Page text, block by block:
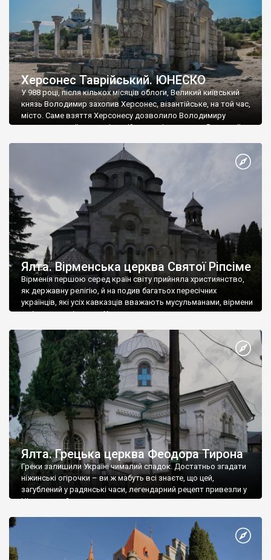
Херсонес Таврійський. ЮНЕСКО
У 988 році, після кількох місяців облоги, Великий київський
князь Володимир захопив Херсонес, візантійське, на той час,
місто. Саме взяття Херсонесу дозволило Володимиру
диктувати свої умови візантійському імператору Василю ІІ, та
Херсонесі Володимир-язичник, став Василем-християнином.
А потім було Хрещення Русі. На честь Херсонесу Таврійського
Ялта. Вірменська церква Святої Ріпсіме
Вірменія першою серед країн світу прийняла християнство,
як державну релігію, й на подив багатьох пересічних
українців, які усіх кавказців вважають мусульманами, вірмени
є відданими вірянами Христа
Ялта. Грецька церква Феодора Тирона
Греки залишили Україні чималий спадок. Достатньо згадати
ніжинські огірочки – ви ж мабуть всі знаєте, що цей,
загублений у радянські часи, легендарний рецепт привезли у
Ніжин греки?